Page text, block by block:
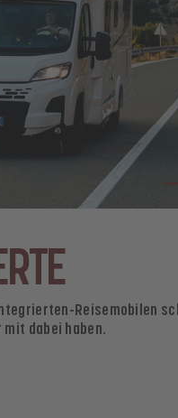
Reisemobilen
dabei haben.